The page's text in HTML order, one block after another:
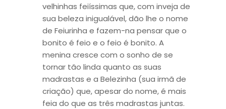
velhinhas feiíssimas que, com inveja de
sua beleza inigualável, dão lhe o nome
de Feiurinha e fazem-na pensar que o
bonito é feio e o feio é bonito. A
menina cresce com o sonho de se
tornar tão linda quanto as suas
madrastas e a Belezinha (sua irmã de
criação) que, apesar do nome, é mais
feia do que as três madrastas juntas.